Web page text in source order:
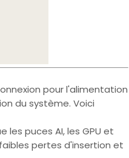
pour l'alimentation
du système. Voici
puces AI, les GPU et
pertes d'insertion et